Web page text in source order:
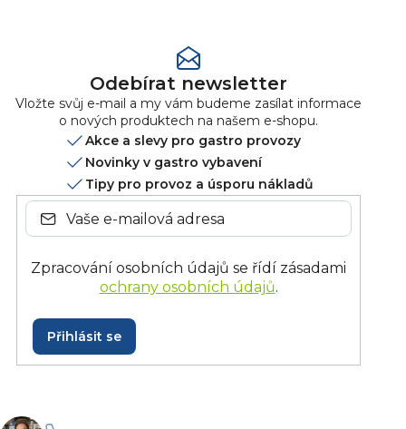
Odebírat newsletter
Vložte svůj e-mail a my vám budeme zasílat informace
o nových produktech na našem e-shopu.
Akce a slevy pro gastro provozy
Novinky v gastro vybavení
Tipy pro provoz a úsporu nákladů
Zpracování osobních údajů se řídí zásadami
ochrany osobních údajů.
Přihlásit se